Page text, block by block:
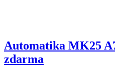
Automatika MK25
zdarma